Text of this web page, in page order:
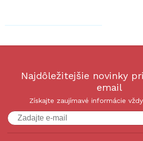
Najdôležitejšie novinky
email
Získajte zaujímavé informácie